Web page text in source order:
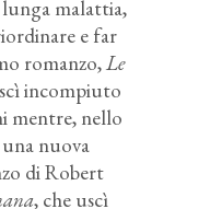
malattia,
e far
romanzo,Le
incompiuto
mentre, nello
nuova
di Robert
, che uscì